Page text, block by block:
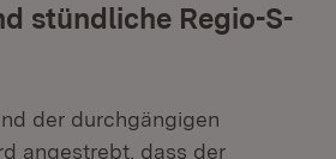
stündliche Regio-S-
der durchgängigen
angestrebt, dass der